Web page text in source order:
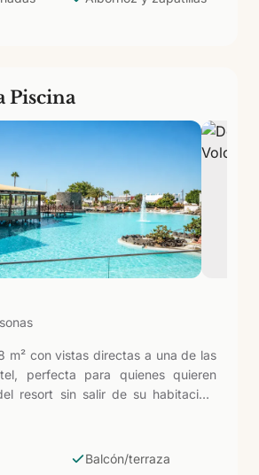
Marina Rubicón, y a 30 km del
Piscina
m² con vistas directas a una de las
perfecta para quienes quieren
resort sin salir de su habitación.
privada desde donde disfrutar de la
ventilador de techo, minibar, caja
Balcón/terraza